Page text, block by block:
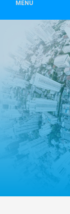
MENU